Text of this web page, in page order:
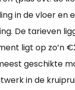
in de vloer en
De tarieven
ligt op zo’n
geschikte
in de